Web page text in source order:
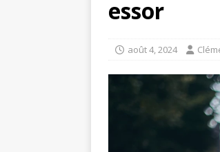
essor
août 4, 2024